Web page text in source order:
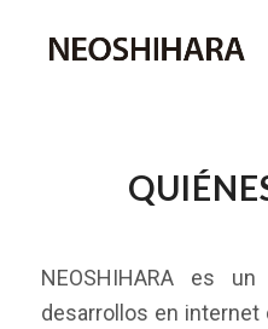
NEOSHIHARA es
desarrollos en internet